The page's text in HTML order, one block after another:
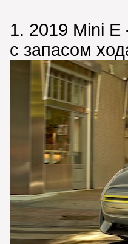
1. 2019 Mini
с запасом